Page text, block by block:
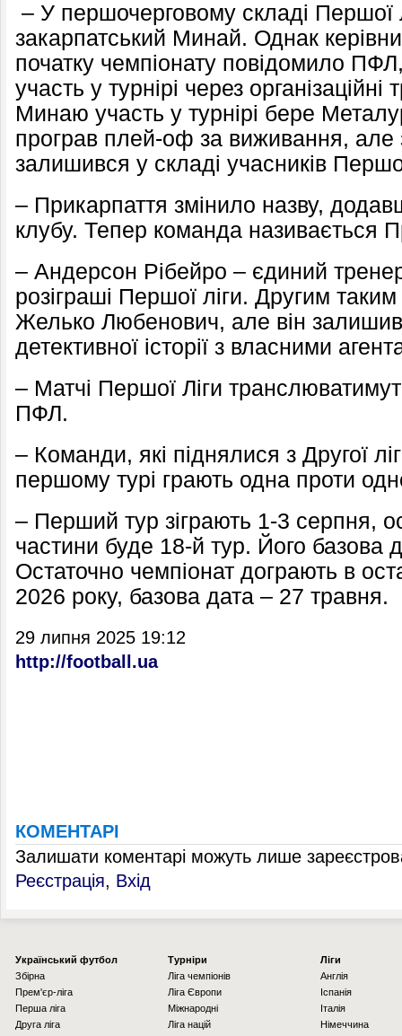
– У першочерговому складі Першої
закарпатський Минай. Однак
початку чемпіонату повідомило
участь у турнірі через
Минаю участь у турнірі бере
програв плей-оф за виживання, але
залишився у складі учасників
– Прикарпаття змінило назву,
клубу. Тепер команда називається
– Андерсон Рібейро – єдиний
розіграші Першої ліги. Другим
Желько Любенович, але він
детективної історії з власними
– Матчі Першої Ліги
ПФЛ.
– Команди, які піднялися з Другої
першому турі грають одна проти
– Перший тур зіграють 1-3 серпня,
частини буде 18-й тур. Його базова
Остаточно чемпіонат дограють в
2026 року, базова дата – 27 травня.
29 липня 2025 19:12
http://football.ua
КОМЕНТАРІ
Залишати коментарі можуть лише
Реєстрація, Вхід
Українcький футбол
Збірна
Прем'єр-ліга
Перша ліга
Друга ліга
Турніри
Ліга чемпіонів
Ліга Європи
Міжнародні
Ліга націй
Ліги
Англія
Іспанія
Італія
Німеччина